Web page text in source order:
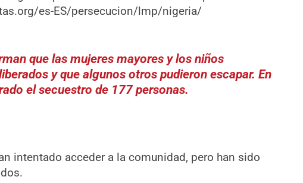
es-ES/persecucion/lmp/nigeria/
que las mujeres mayores y los niños
y que algunos otros pudieron escapar. En
el secuestro de 177 personas.
intentado acceder a la comunidad, pero han sido